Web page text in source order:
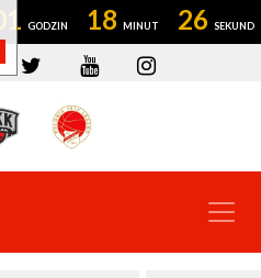
01 18 26